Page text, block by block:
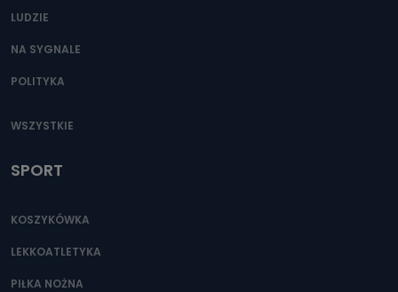
LUDZIE
NA SYGNALE
POLITYKA
WSZYSTKIE
SPORT
KOSZYKÓWKA
LEKKOATLETYKA
PIŁKA NOŻNA